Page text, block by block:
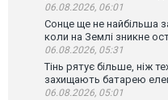
06.08.2026, 06:01
Сонце ще не найбільша
коли на Землі зникне
06.08.2026, 05:31
Тінь рятує більше, ніж
захищають батарею
06.08.2026, 05:01